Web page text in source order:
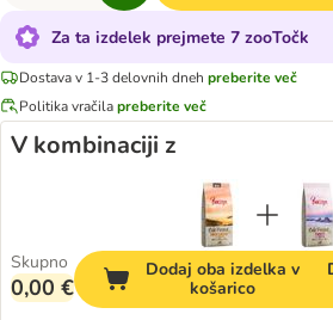
Za ta izdelek prejmete 7 zooTočk
Dostava v 1-3 delovnih dneh preberite več
Politika vračilapreberite več
V kombinaciji z
Skupno
0,00 €
Dodaj oba izdelka v
košarico